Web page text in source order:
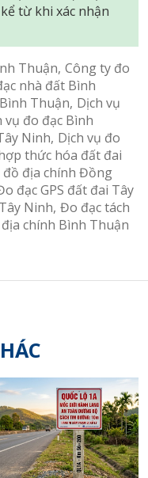
từ khi xác nhận
Thuận Công ty đo
nhà đất Bình
Thuận Dịch vụ
vụ đo đạc Bình
Ninh Dịch vụ đo
thức hóa đất đai
đồ địa chính Đồng
đạc GPS đất đai Tây
Ninh Đo đạc tách
chính Bình Thuận